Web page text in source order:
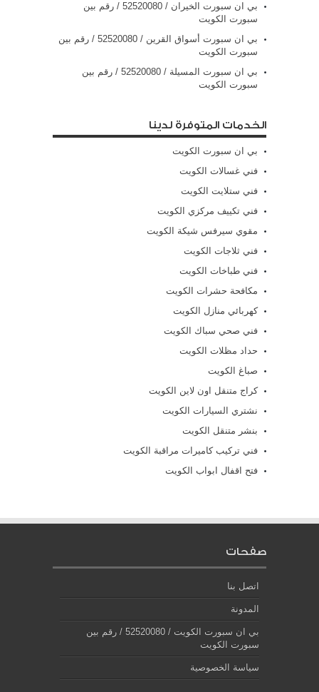
بي ان سبورت الخيران / 52520080 / رقم بين
سبورت الكويت
بي ان سبورت أسواق القرين / 52520080 / رقم بين
سبورت الكويت
بي ان سبورت المسيلة / 52520080 / رقم بين
سبورت الكويت
الخدمات المتوفرة لدينا
بي ان سبورت الكويت
فني غسالات الكويت
فني ستلايت الكويت
فني تكييف مركزي الكويت
مقوي سيرفس شيكة الكويت
فني ثلاجات الكويت
فني طباخات الكويت
مكافحة حشرات الكويت
كهربائي منازل الكويت
فني صحي سباك الكويت
حداد مظلات الكويت
صباغ الكويت
كراج متنقل اون لاين الكويت
نشتري السيارات الكويت
بنشر متنقل الكويت
فني تركيب كاميرات مراقبة الكويت
فتح اقفال ابواب الكويت
صفحات
اتصل بنا
المدونة
بي ان سبورت الكويت / 52520080 / رقم بين
سبورت الكويت
سياسة الخصوصية